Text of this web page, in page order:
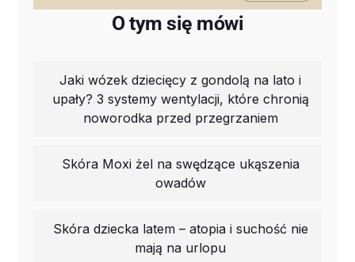
O tym się mówi
Jaki wózek dziecięcy z gondolą na lato i
upały? 3 systemy wentylacji, które chronią
noworodka przed przegrzaniem
Skóra Moxi żel na swędzące ukąszenia
owadów
Skóra dziecka latem – atopia i suchość nie
mają na urlopu